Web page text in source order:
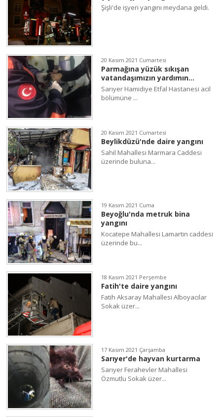
Şişli'de işyeri yangını meydana geldi.
20 Kasım 2021 Cumartesi
Parmağına yüzük sıkışan
vatandaşımızın yardımın...
Sarıyer Hamidiye Etfal Hastanesi acil
bölümüne ...
20 Kasım 2021 Cumartesi
Beylikdüzü'nde daire yangını
Sahil Mahallesi Marmara Caddesi
üzerinde buluna...
19 Kasım 2021 Cuma
Beyoğlu'nda metruk bina
yangını
Kocatepe Mahallesi Lamartin caddesi
üzerinde bu...
18 Kasım 2021 Perşembe
Fatih'te daire yangını
Fatih Aksaray Mahallesi Alboyacılar
Sokak üzer...
17 Kasım 2021 Çarşamba
Sarıyer'de hayvan kurtarma
Sarıyer Ferahevler Mahallesi
Özmutlu Sokak üzer...